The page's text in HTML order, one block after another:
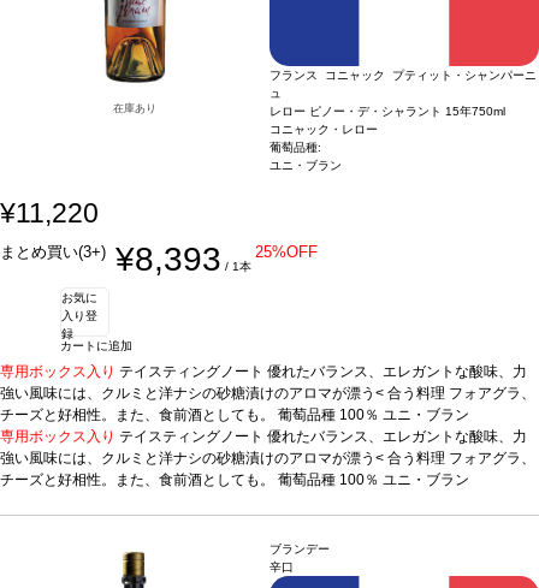
在庫あり
フランス コニャック プティット・シャンパーニ
ュ
レロー ピノー・デ・シャラント 15年750ml
コニャック・レロー
葡萄品種:
ユニ・ブラン
¥11,220
まとめ買い(3+) ¥8,393 / 1本
25%OFF
お気に
入り登
録
カートに追加
専用ボックス入り テイスティングノート 優れたバランス、エレガントな酸味、力
強い風味には、クルミと洋ナシの砂糖漬けのアロマが漂う< 合う料理 フォアグラ、
チーズと好相性。また、食前酒としても。 葡萄品種 100％ ユニ・ブラン
専用ボックス入り テイスティングノート 優れたバランス、エレガントな酸味、力
強い風味には、クルミと洋ナシの砂糖漬けのアロマが漂う< 合う料理 フォアグラ、
チーズと好相性。また、食前酒としても。 葡萄品種 100％ ユニ・ブラン
ブランデー
辛口